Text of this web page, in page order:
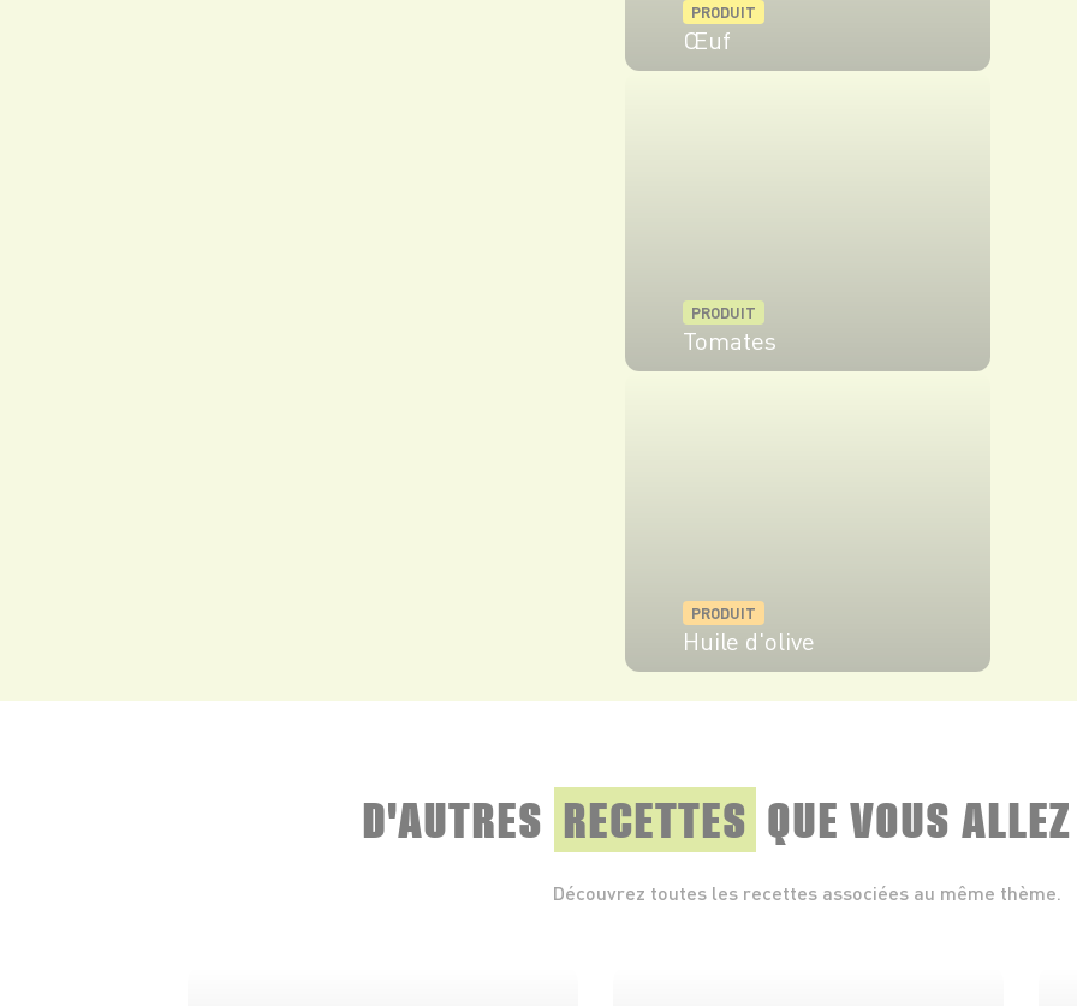
PRODUIT
Œuf
PRODUIT
Tomates
PRODUIT
Huile d'olive
D'AUTRES RECETTES QUE VOUS
Découvrez toutes les recettes associées au même thème.